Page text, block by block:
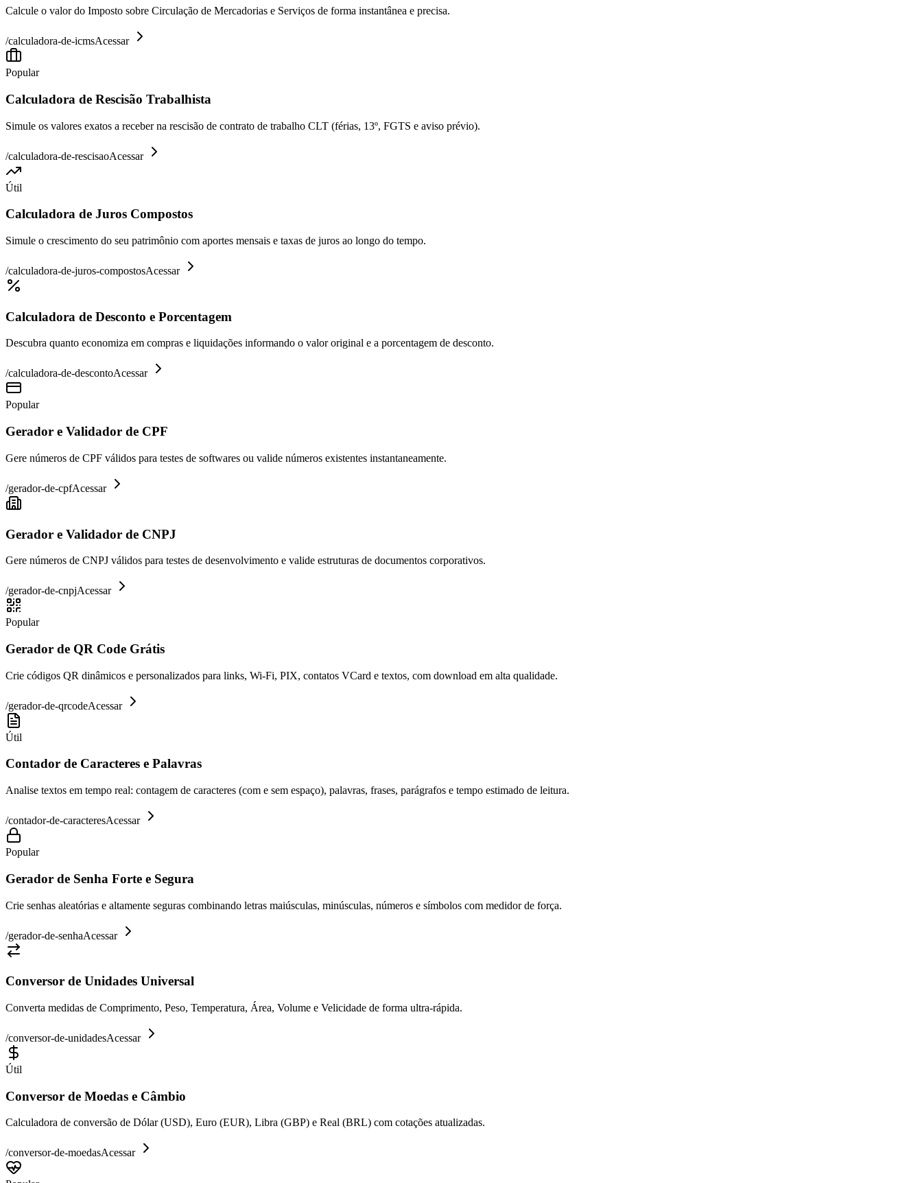
Calcule o valor do Imposto sobre Circulação de Mercadorias e Serviços de forma instantânea e precisa.
/calculadora-de-icmsAcessar
Popular
Calculadora de Rescisão Trabalhista
Simule os valores exatos a receber na rescisão de contrato de trabalho CLT (férias, 13º, FGTS e aviso prévio).
/calculadora-de-rescisaoAcessar
Útil
Calculadora de Juros Compostos
Simule o crescimento do seu patrimônio com aportes mensais e taxas de juros ao longo do tempo.
/calculadora-de-juros-compostosAcessar
Calculadora de Desconto e Porcentagem
Descubra quanto economiza em compras e liquidações informando o valor original e a porcentagem de desconto.
/calculadora-de-descontoAcessar
Popular
Gerador e Validador de CPF
Gere números de CPF válidos para testes de softwares ou valide números existentes instantaneamente.
/gerador-de-cpfAcessar
Gerador e Validador de CNPJ
Gere números de CNPJ válidos para testes de desenvolvimento e valide estruturas de documentos corporativos.
/gerador-de-cnpjAcessar
Popular
Gerador de QR Code Grátis
Crie códigos QR dinâmicos e personalizados para links, Wi-Fi, PIX, contatos VCard e textos, com download em alta qualidade.
/gerador-de-qrcodeAcessar
Útil
Contador de Caracteres e Palavras
Analise textos em tempo real: contagem de caracteres (com e sem espaço), palavras, frases, parágrafos e tempo estimado de leitura.
/contador-de-caracteresAcessar
Popular
Gerador de Senha Forte e Segura
Crie senhas aleatórias e altamente seguras combinando letras maiúsculas, minúsculas, números e símbolos com medidor de força.
/gerador-de-senhaAcessar
Conversor de Unidades Universal
Converta medidas de Comprimento, Peso, Temperatura, Área, Volume e Velicidade de forma ultra-rápida.
/conversor-de-unidadesAcessar
Útil
Conversor de Moedas e Câmbio
Calculadora de conversão de Dólar (USD), Euro (EUR), Libra (GBP) e Real (BRL) com cotações atualizadas.
/conversor-de-moedasAcessar